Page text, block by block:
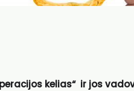
kelias“ ir jos